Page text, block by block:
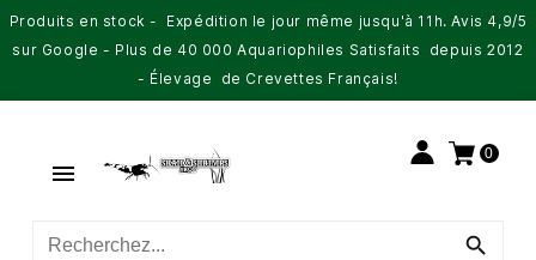
Produits en stock - Expédition le jour même jusqu'à 11h. Avis 4,9/5
sur Google - Plus de 40 000 Aquariophiles Satisfaits depuis 2012
- Élevage de Crevettes Français!

0
